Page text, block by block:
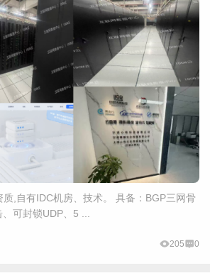
,自有IDC机房、技术。 具备：BGP三网骨
可封锁UDP、5 ...
205 0